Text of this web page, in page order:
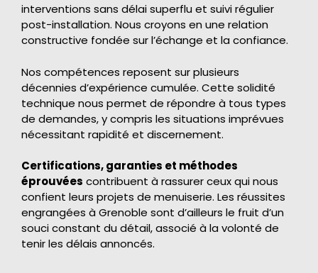
interventions sans délai superflu et suivi régulier
post-installation. Nous croyons en une relation
constructive fondée sur l’échange et la confiance.
Nos compétences reposent sur plusieurs
décennies d’expérience cumulée. Cette solidité
technique nous permet de répondre à tous types
de demandes, y compris les situations imprévues
nécessitant rapidité et discernement.
Certifications, garanties et méthodes
éprouvées contribuent à rassurer ceux qui nous
confient leurs projets de menuiserie. Les réussites
engrangées à Grenoble sont d’ailleurs le fruit d’un
souci constant du détail, associé à la volonté de
tenir les délais annoncés.